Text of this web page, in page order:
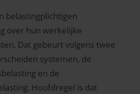
belastingplichtigen
over hun werkelijke
Dat gebeurt volgens twee
systemen, de
en de
Hoofdregel is dat